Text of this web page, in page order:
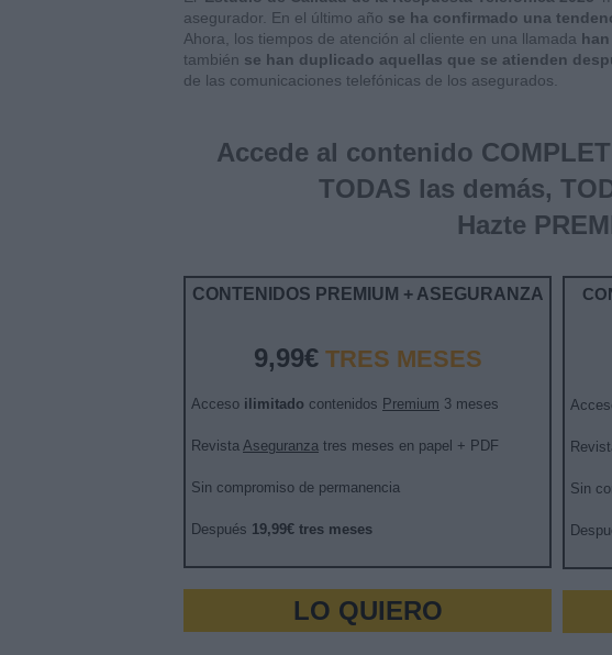
asegurador. En el último año se ha confirmado una
Ahora, los tiempos de atención al cliente en una llamada
también se han duplicado aquellas que se atienden
de las comunicaciones telefónicas de los asegurados.
Accede al contenido
TODAS las demás,
Hazte
CONTENIDOS PREMIUM + ASEGURANZA
9,99€ TRES MESES
Acceso ilimitado contenidos Premium 3 meses
Revista Aseguranza tres meses en papel + PDF
Sin compromiso de permanencia
Después 19,99€ tres meses
LO QUIERO
Sin